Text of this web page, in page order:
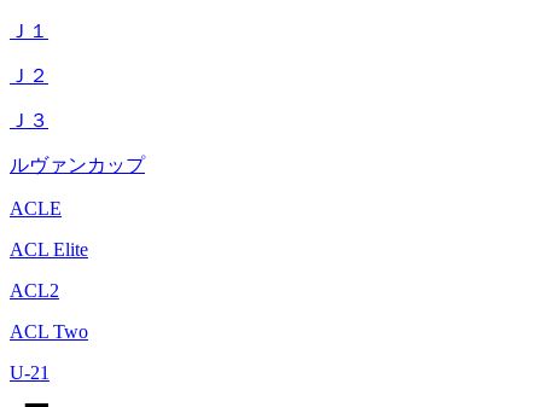
Ｊ１
Ｊ２
Ｊ３
ルヴァンカップ
ACLE
ACL Elite
ACL2
ACL Two
U-21